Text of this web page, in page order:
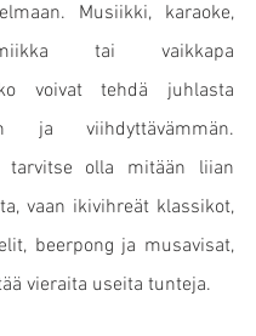
Musiikki, karaoke,
tai vaikkapa
voivat tehdä juhlasta
ja viihdyttävämmän.
tarvitse olla mitään liian
vaan ikivihreät klassikot,
beerpong ja musavisat,
vieraita useita tunteja.